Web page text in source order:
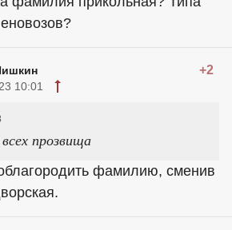
+2
10:01
прозвища
фамилию, сменив